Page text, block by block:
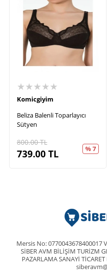
★★★★★
Komicgiyim
Beliza Balenli Toparlayıcı
Sütyen
800.00TL
739.00TL % 7
Mersis No: 0770043678400017
SİBER AVM BİLİŞİM TURİZM
PAZARLAMA SANAYİ